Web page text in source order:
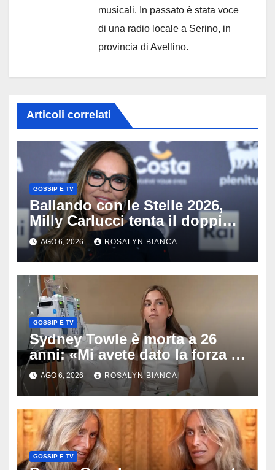
musicali. In passato è stata voce
di una radio locale a Serino, in
provincia di Avellino.
Articoli correlati
GOSSIP E TV
Ballando con le Stelle 2026,
Milly Carlucci tenta il doppio
colpo: tra i papabili Ornella
Muti e Monica Guerritore
AGO 6, 2026 ROSALYN BIANCA
GOSSIP E TV
Sydney Towle è morta a 26
anni: «Mi avete dato la forza di
andare avanti», l’ultimo
messaggio dell’influencer
commuove i fan
AGO 6, 2026 ROSALYN BIANCA
GOSSIP E TV